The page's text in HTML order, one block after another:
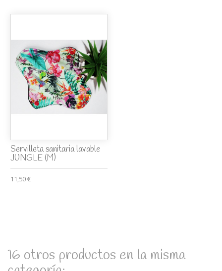
Servilleta sanitaria lavable
JUNGLE (M)
11,50 €
16 otros productos en la misma